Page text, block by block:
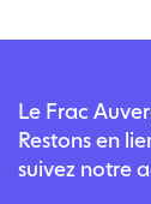
Le Frac
Restons en
suivez notre